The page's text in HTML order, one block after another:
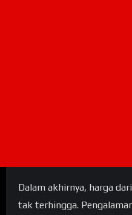
Dalam akhirnya, harga
tak terhingga.